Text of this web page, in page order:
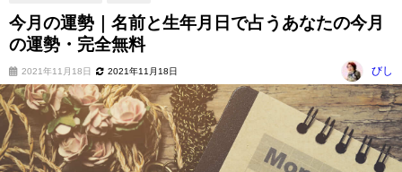
今月の運勢｜名前と生年月日で占うあなたの今月
の運勢・完全無料
2021年11月18日 2021年11月18日 びし